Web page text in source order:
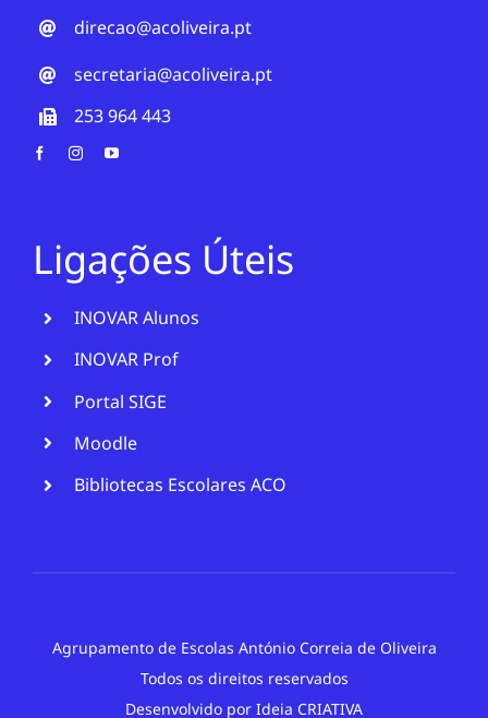
direcao@acoliveira.pt
secretaria@acoliveira.pt
253 964 443
Ligações Úteis
INOVAR Alunos
INOVAR Prof
Portal SIGE
Moodle
Bibliotecas Escolares ACO
Agrupamento de Escolas António Correia de Oliveira
Todos os direitos reservados
Desenvolvido por Ideia CRIATIVA